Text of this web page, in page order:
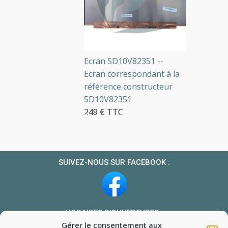
Gérer le consentement aux
1 en stock
Ecran 5D10V82351 --
Ecran correspondant à la
référence constructeur
5D10V82351
249 € TTC
SUIVEZ-NOUS SUR FACEBOOK :
HORAIRES D’OUVERTURES :
Du lundi au vendredi : 10h-13h et 14h-19h